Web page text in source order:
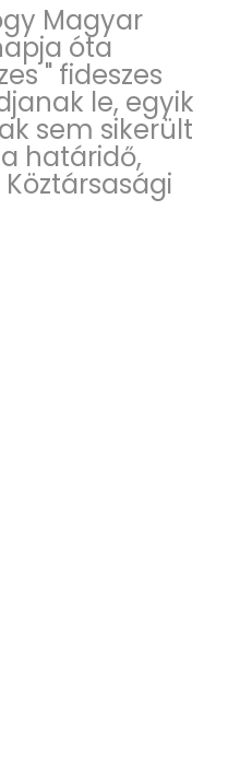
Magyar
óta
" fideszes
le, egyik
sem sikerült
határidő,